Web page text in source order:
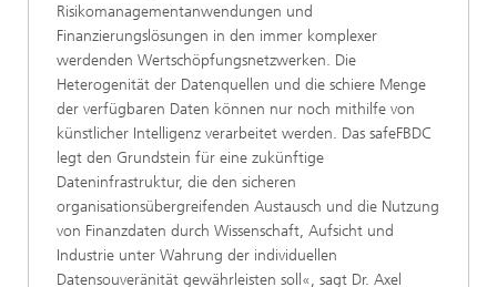
Risikomanagementanwendungen und
Finanzierungslösungen in den immer komplexer
werdenden Wertschöpfungsnetzwerken. Die
Heterogenität der Datenquellen und die schiere Menge
der verfügbaren Daten können nur noch mithilfe von
künstlicher Intelligenz verarbeitet werden. Das safeFBDC
legt den Grundstein für eine zukünftige
Dateninfrastruktur, die den sicheren
organisationsübergreifenden Austausch und die Nutzung
von Finanzdaten durch Wissenschaft, Aufsicht und
Industrie unter Wahrung der individuellen
Datensouveränität gewährleisten soll«, sagt Dr. Axel